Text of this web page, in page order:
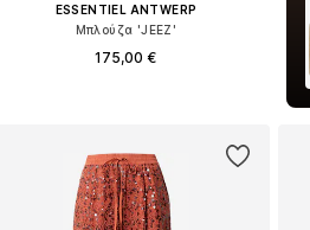
ESSENTIEL ANTWERP
Μπλούζα 'JEEZ'
175,00 €